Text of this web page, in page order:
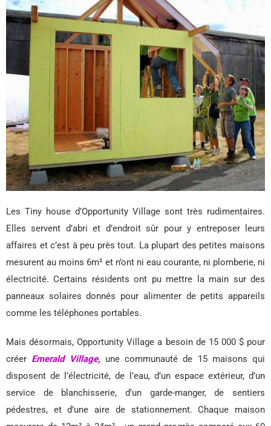
Les Tiny house d’Opportunity Village sont très rudimentaires.
Elles servent d’abri et d’endroit sûr pour y entreposer leurs
affaires et c’est à peu près tout. La plupart des petites maisons
mesurent au moins 6m² et n’ont ni eau courante, ni plomberie, ni
électricité. Certains résidents ont pu mettre la main sur des
panneaux solaires donnés pour alimenter de petits appareils
comme les téléphones portables.
Mais désormais, Opportunity Village a besoin de 15 000 $ pour
créer Emerald Village,une communauté de 15 maisons qui
disposent de l’électricité, de l’eau, d’un espace extérieur, d’un
service de blanchisserie, d’un garde-manger, de sentiers
pédestres, et d’une aire de stationnement. Chaque maison